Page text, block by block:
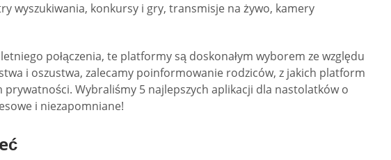
wyszukiwania, konkursy i gry, transmisje na żywo, kamery
połączenia, te platformy są doskonałym wyborem ze względu
i oszustwa, zalecamy poinformowanie rodziców, z jakich platform
Wybraliśmy 5 najlepszych aplikacji dla nastolatków o
i niezapomniane!